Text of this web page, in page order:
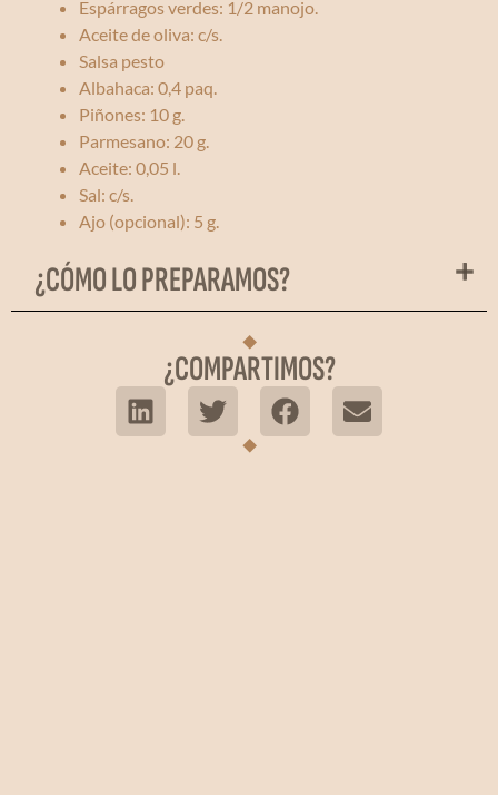
Espárragos verdes: 1/2 manojo.
Aceite de oliva: c/s.
Salsa pesto
Albahaca: 0,4 paq.
Piñones: 10 g.
Parmesano: 20 g.
Aceite: 0,05 l.
Sal: c/s.
Ajo (opcional): 5 g.
¿CÓMO LO PREPARAMOS?
¿COMPARTIMOS?